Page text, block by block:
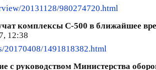
20131128/980274720.html
комплексы С-500 в ближайшее
12:38
20170408/1491818382.html
с руководством Министерства